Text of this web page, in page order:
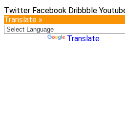
Twitter Facebook Dribbble
Translate »
Translate